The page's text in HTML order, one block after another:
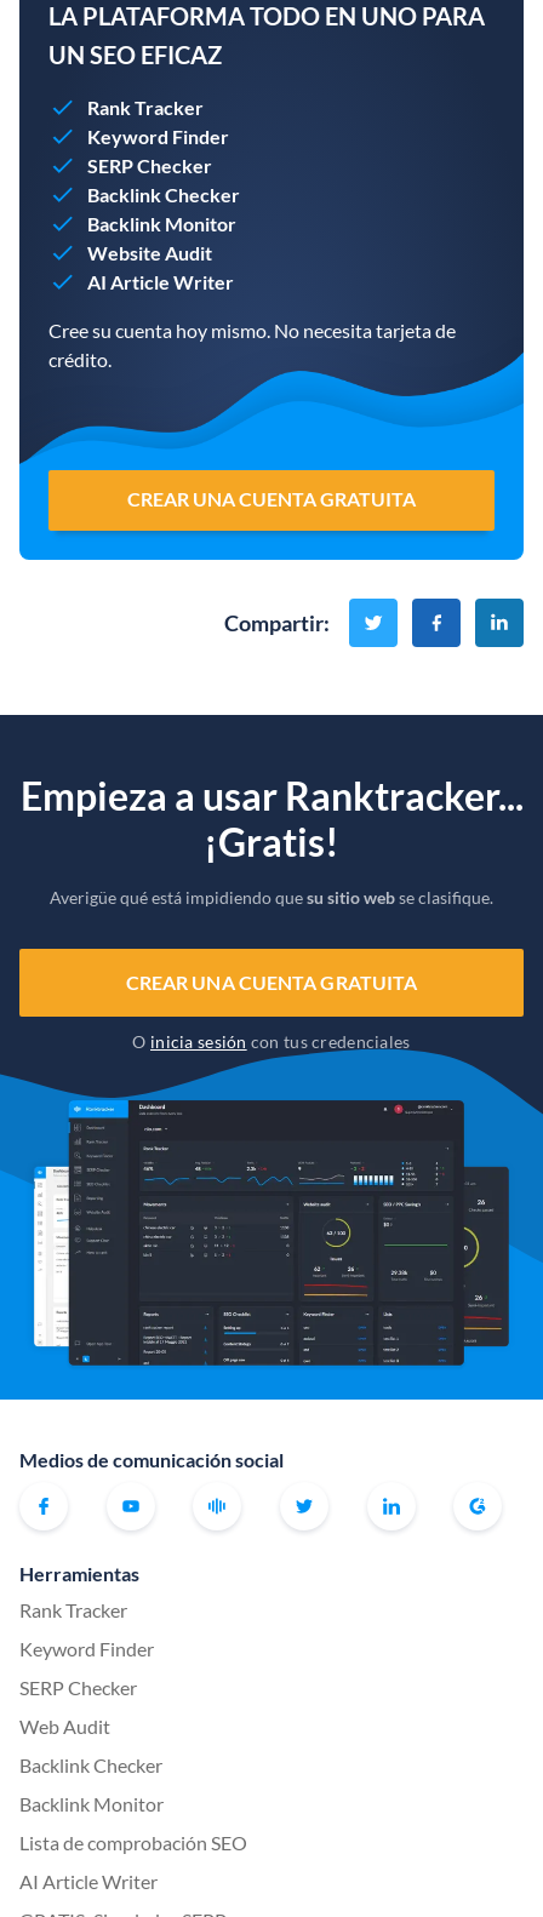
LA PLATAFORMA TODO EN UNO PARA
UN SEO EFICAZ
Rank Tracker
Keyword Finder
SERP Checker
Backlink Checker
Backlink Monitor
Website Audit
AI Article Writer
Cree su cuenta hoy mismo. No necesita tarjeta de
crédito.
CREAR UNA CUENTA GRATUITA
Compartir:
Empieza a usar Ranktracker...
¡Gratis!
Averigüe qué está impidiendo quesu sitio webse clasifique.
CREAR UNA CUENTA GRATUITA
O inicia sesión con tus credenciales
Medios de comunicación social
Herramientas
Rank Tracker
Keyword Finder
SERP Checker
Web Audit
Backlink Checker
Backlink Monitor
Lista de comprobación SEO
AI Article Writer